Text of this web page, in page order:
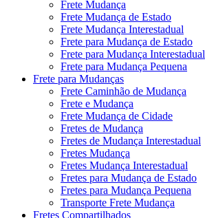
Frete Mudança
Frete Mudança de Estado
Frete Mudança Interestadual
Frete para Mudança de Estado
Frete para Mudança Interestadual
Frete para Mudança Pequena
Frete para Mudanças
Frete Caminhão de Mudança
Frete e Mudança
Frete Mudança de Cidade
Fretes de Mudança
Fretes de Mudança Interestadual
Fretes Mudança
Fretes Mudança Interestadual
Fretes para Mudança de Estado
Fretes para Mudança Pequena
Transporte Frete Mudança
Fretes Compartilhados